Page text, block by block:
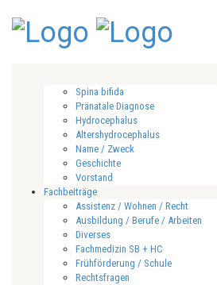
Spina bifida
Pränatale Diagnose
Hydrocephalus
Altershydrocephalus
Name / Zweck
Geschichte
Vorstand
Fachbeiträge
Assistenz / Wohnen / Recht
Ausbildung / Berufe / Arbeiten
Diverses
Fachmedizin SB + HC
Frühförderung / Schule
Rechtsfragen